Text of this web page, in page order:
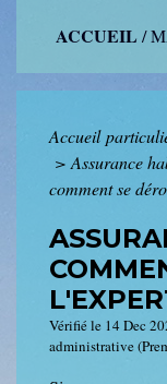
ACCUEIL /
Accueil
> Assurance
comment se
Vérifié le 14 Dec
administrative